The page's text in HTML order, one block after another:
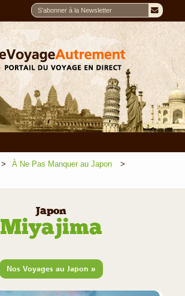
À Ne Pas Manquer au Japon
Japon
Miyajima
Nos Voyages au Japon »